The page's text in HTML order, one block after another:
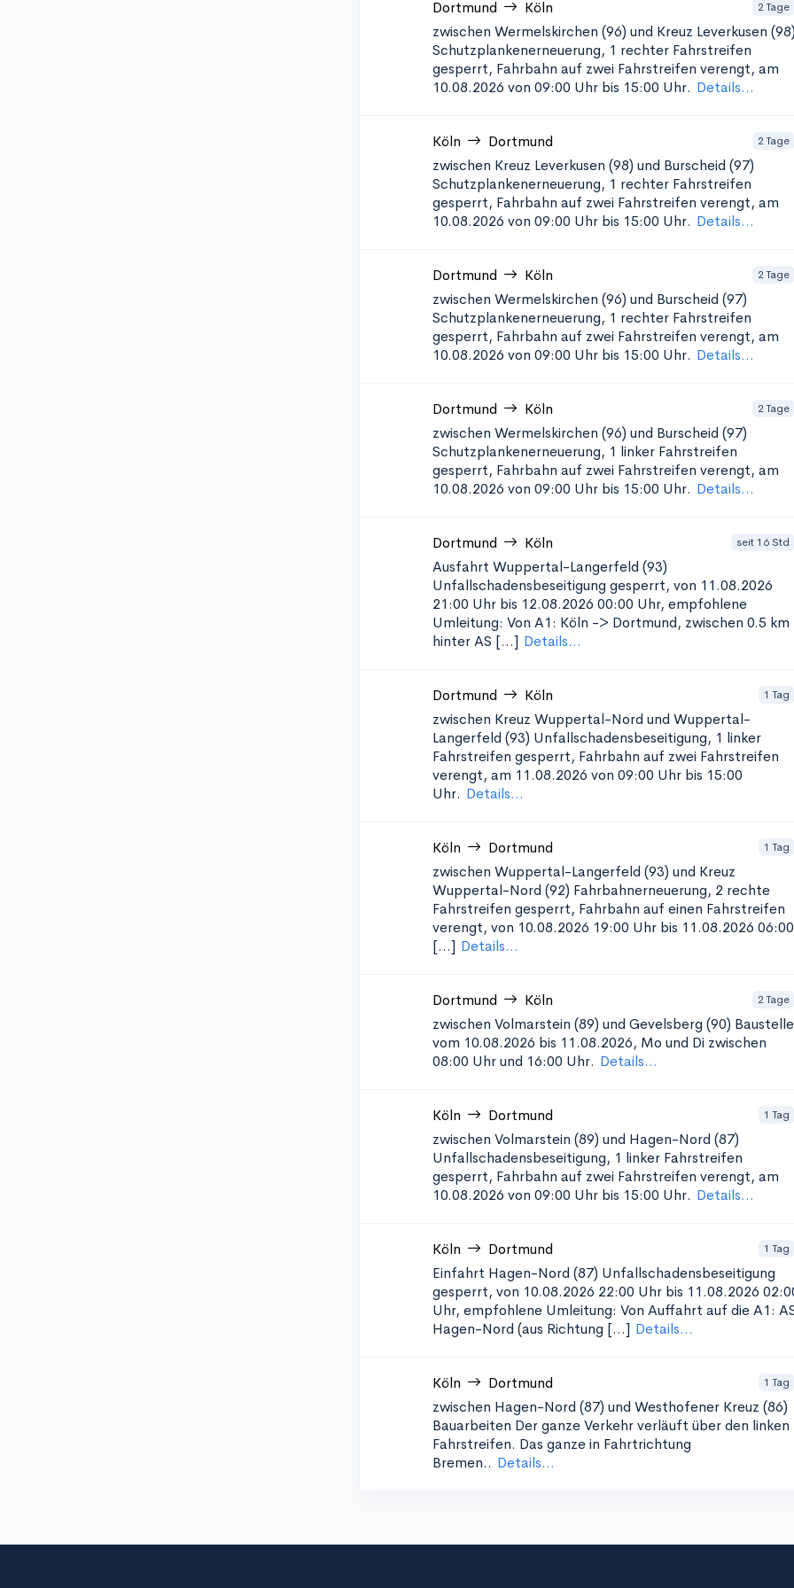
Dortmund Köln 2 Tage
zwischen Wermelskirchen (96) und Kreuz Leverkusen
Schutzplankenerneuerung, 1 rechter Fahrstreifen
gesperrt, Fahrbahn auf zwei Fahrstreifen verengt, am
10.08.2026 von 09:00 Uhr bis 15:00 Uhr. Details...
Köln Dortmund 2 Tage
zwischen Kreuz Leverkusen (98) und Burscheid (97)
Schutzplankenerneuerung, 1 rechter Fahrstreifen
gesperrt, Fahrbahn auf zwei Fahrstreifen verengt, am
10.08.2026 von 09:00 Uhr bis 15:00 Uhr. Details...
Dortmund Köln 2 Tage
zwischen Wermelskirchen (96) und Burscheid (97)
Schutzplankenerneuerung, 1 rechter Fahrstreifen
gesperrt, Fahrbahn auf zwei Fahrstreifen verengt, am
10.08.2026 von 09:00 Uhr bis 15:00 Uhr. Details...
Dortmund Köln 2 Tage
zwischen Wermelskirchen (96) und Burscheid (97)
Schutzplankenerneuerung, 1 linker Fahrstreifen
gesperrt, Fahrbahn auf zwei Fahrstreifen verengt, am
10.08.2026 von 09:00 Uhr bis 15:00 Uhr. Details...
Dortmund Köln seit 16 Std
Ausfahrt Wuppertal-Langerfeld (93)
Unfallschadensbeseitigung gesperrt, von 11.08.2026
21:00 Uhr bis 12.08.2026 00:00 Uhr, empfohlene
Umleitung: Von A1: Köln -> Dortmund, zwischen 0.5 km
hinter AS [...] Details...
Dortmund Köln 1 Tag
zwischen Kreuz Wuppertal-Nord und Wuppertal-
Langerfeld (93) Unfallschadensbeseitigung, 1 linker
Fahrstreifen gesperrt, Fahrbahn auf zwei Fahrstreifen
verengt, am 11.08.2026 von 09:00 Uhr bis 15:00
Uhr. Details...
Köln Dortmund 1 Tag
zwischen Wuppertal-Langerfeld (93) und Kreuz
Wuppertal-Nord (92) Fahrbahnerneuerung, 2 rechte
Fahrstreifen gesperrt, Fahrbahn auf einen Fahrstreifen
verengt, von 10.08.2026 19:00 Uhr bis 11.08.2026 06:00
[...] Details...
Dortmund Köln 2 Tage
zwischen Volmarstein (89) und Gevelsberg (90)
vom 10.08.2026 bis 11.08.2026, Mo und Di zwischen
08:00 Uhr und 16:00 Uhr. Details...
Köln Dortmund 1 Tag
zwischen Volmarstein (89) und Hagen-Nord (87)
Unfallschadensbeseitigung, 1 linker Fahrstreifen
gesperrt, Fahrbahn auf zwei Fahrstreifen verengt, am
10.08.2026 von 09:00 Uhr bis 15:00 Uhr. Details...
Köln Dortmund 1 Tag
Einfahrt Hagen-Nord (87) Unfallschadensbeseitigung
gesperrt, von 10.08.2026 22:00 Uhr bis 11.08.2026
Uhr, empfohlene Umleitung: Von Auffahrt auf die A1:
Hagen-Nord (aus Richtung [...] Details...
Köln Dortmund 1 Tag
zwischen Hagen-Nord (87) und Westhofener Kreuz (86)
Bauarbeiten Der ganze Verkehr verläuft über den linken
Fahrstreifen. Das ganze in Fahrtrichtung
Bremen.. Details...